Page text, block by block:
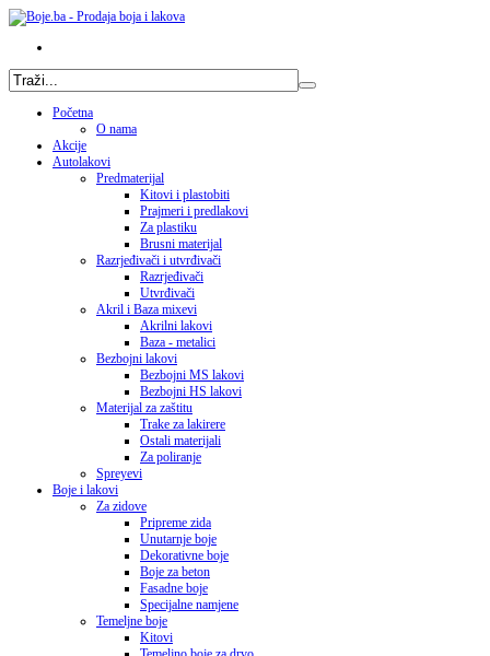
Početna
O nama
Akcije
Autolakovi
Predmaterijal
Kitovi i plastobiti
Prajmeri i predlakovi
Za plastiku
Brusni materijal
Razrjeđivači i utvrđivači
Razrjeđivači
Utvrđivači
Akril i Baza mixevi
Akrilni lakovi
Baza - metalici
Bezbojni lakovi
Bezbojni MS lakovi
Bezbojni HS lakovi
Materijal za zaštitu
Trake za lakirere
Ostali materijali
Za poliranje
Spreyevi
Boje i lakovi
Za zidove
Pripreme zida
Unutarnje boje
Dekorativne boje
Boje za beton
Fasadne boje
Specijalne namjene
Temeljne boje
Kitovi